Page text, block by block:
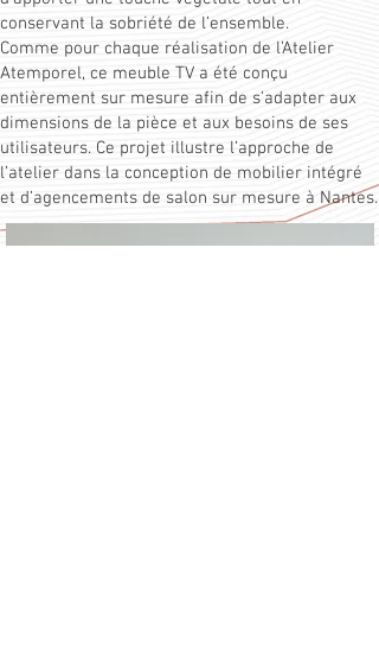
conservant la sobriété de l’ensemble.
Comme pour chaque réalisation de l’Atelier
Atemporel, ce meuble TV a été conçu
entièrement sur mesure afin de s’adapter aux
dimensions de la pièce et aux besoins de ses
utilisateurs. Ce projet illustre l’approche de
l’atelier dans la conception de mobilier intégré
et d’agencements de salon sur mesure à Nantes.